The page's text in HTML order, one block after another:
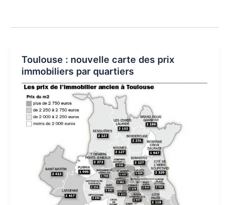
Toulouse : nouvelle carte des prix
immobiliers par quartiers